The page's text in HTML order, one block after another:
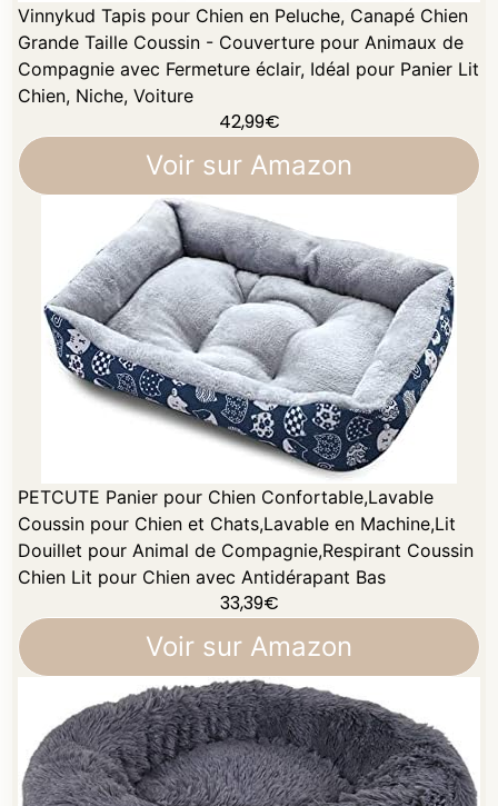
Vinnykud Tapis pour Chien en Peluche, Canapé Chien
Grande Taille Coussin - Couverture pour Animaux de
Compagnie avec Fermeture éclair, Idéal pour Panier Lit
Chien, Niche, Voiture
42,99€
Voir sur Amazon
PETCUTE Panier pour Chien Confortable,Lavable
Coussin pour Chien et Chats,Lavable en Machine,Lit
Douillet pour Animal de Compagnie,Respirant Coussin
Chien Lit pour Chien avec Antidérapant Bas
33,39€
Voir sur Amazon